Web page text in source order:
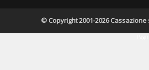
© Copyright 2001-2026 Cassazione